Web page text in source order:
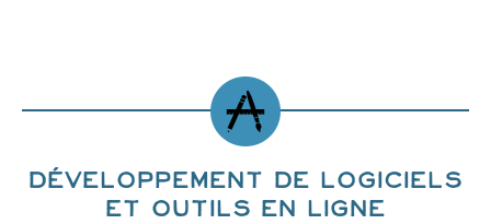
Développement de logiciels
et outils en ligne